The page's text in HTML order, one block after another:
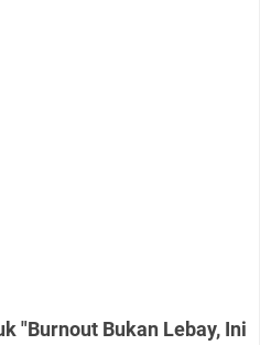
"Burnout Bukan Lebay, Ini